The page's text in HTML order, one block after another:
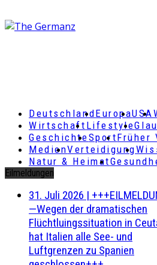
DeutschlandEuropaUSA
Wirtschaft Lifestyle
GeschichteSportFrüher
MedienVerteidigung
Natur & Heimat
Eilmeldungen
31. Juli 2026 |
—Wegen der dramatischen
Flüchtluingssituation in
hat Italien alle See- und
Luftgrenzen zu Spanien